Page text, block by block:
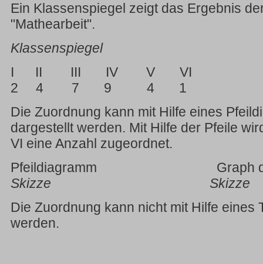
Ein Klassenspiegel zeigt das Ergebnis
"Mathearbeit".
Klassenspiegel
I II III IV V VI
2 4 7 9 4 1
Die Zuordnung kann mit Hilfe eines
dargestellt werden. Mit Hilfe der Pfeile
VI eine Anzahl zugeordnet.
Pfeildiagramm Graph der
Skizze Skizze
Die Zuordnung kann nicht mit Hilfe eines
werden.